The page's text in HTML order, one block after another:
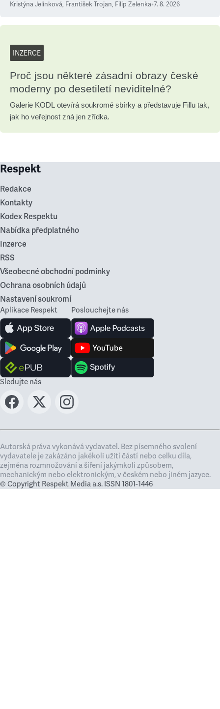
Kristýna Jelínková, František Trojan, Filip Zelenka•7. 8. 2026
INZERCE
Proč jsou některé zásadní obrazy české
moderny po desetiletí neviditelné?
Galerie KODL otevírá soukromé sbírky a představuje Fillu tak,
jak ho veřejnost zná jen zřídka.
Respekt
Redakce
Kontakty
Kodex Respektu
Nabídka předplatného
Inzerce
RSS
Všeobecné obchodní podmínky
Ochrana osobních údajů
Nastavení soukromí
Aplikace Respekt Poslouchejte nás
Sledujte nás
Autorská práva vykonává vydavatel. Bez písemného svolení
vydavatele je zakázáno jakékoli užití částí nebo celku díla,
zejména rozmnožování a šíření jakýmkoli způsobem,
mechanickým nebo elektronickým, v českém nebo jiném jazyce.
© Copyright Respekt Media a.s. ISSN 1801-1446